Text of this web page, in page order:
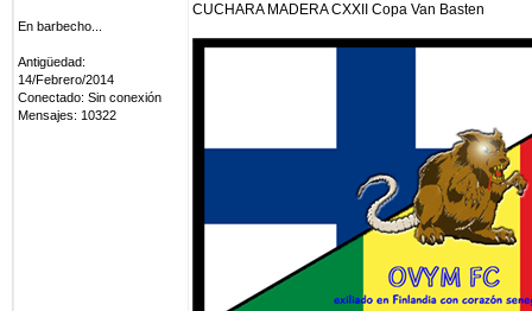
En barbecho...
Antigüedad:
14/Febrero/2014
Conectado: Sin conexión
Mensajes: 10322
CUCHARA MADERA CXXII Copa Van Basten